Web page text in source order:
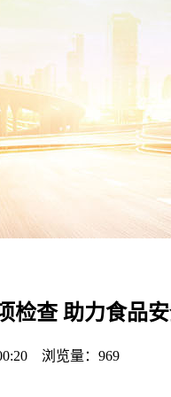
检查 助力食品
浏览量： 969